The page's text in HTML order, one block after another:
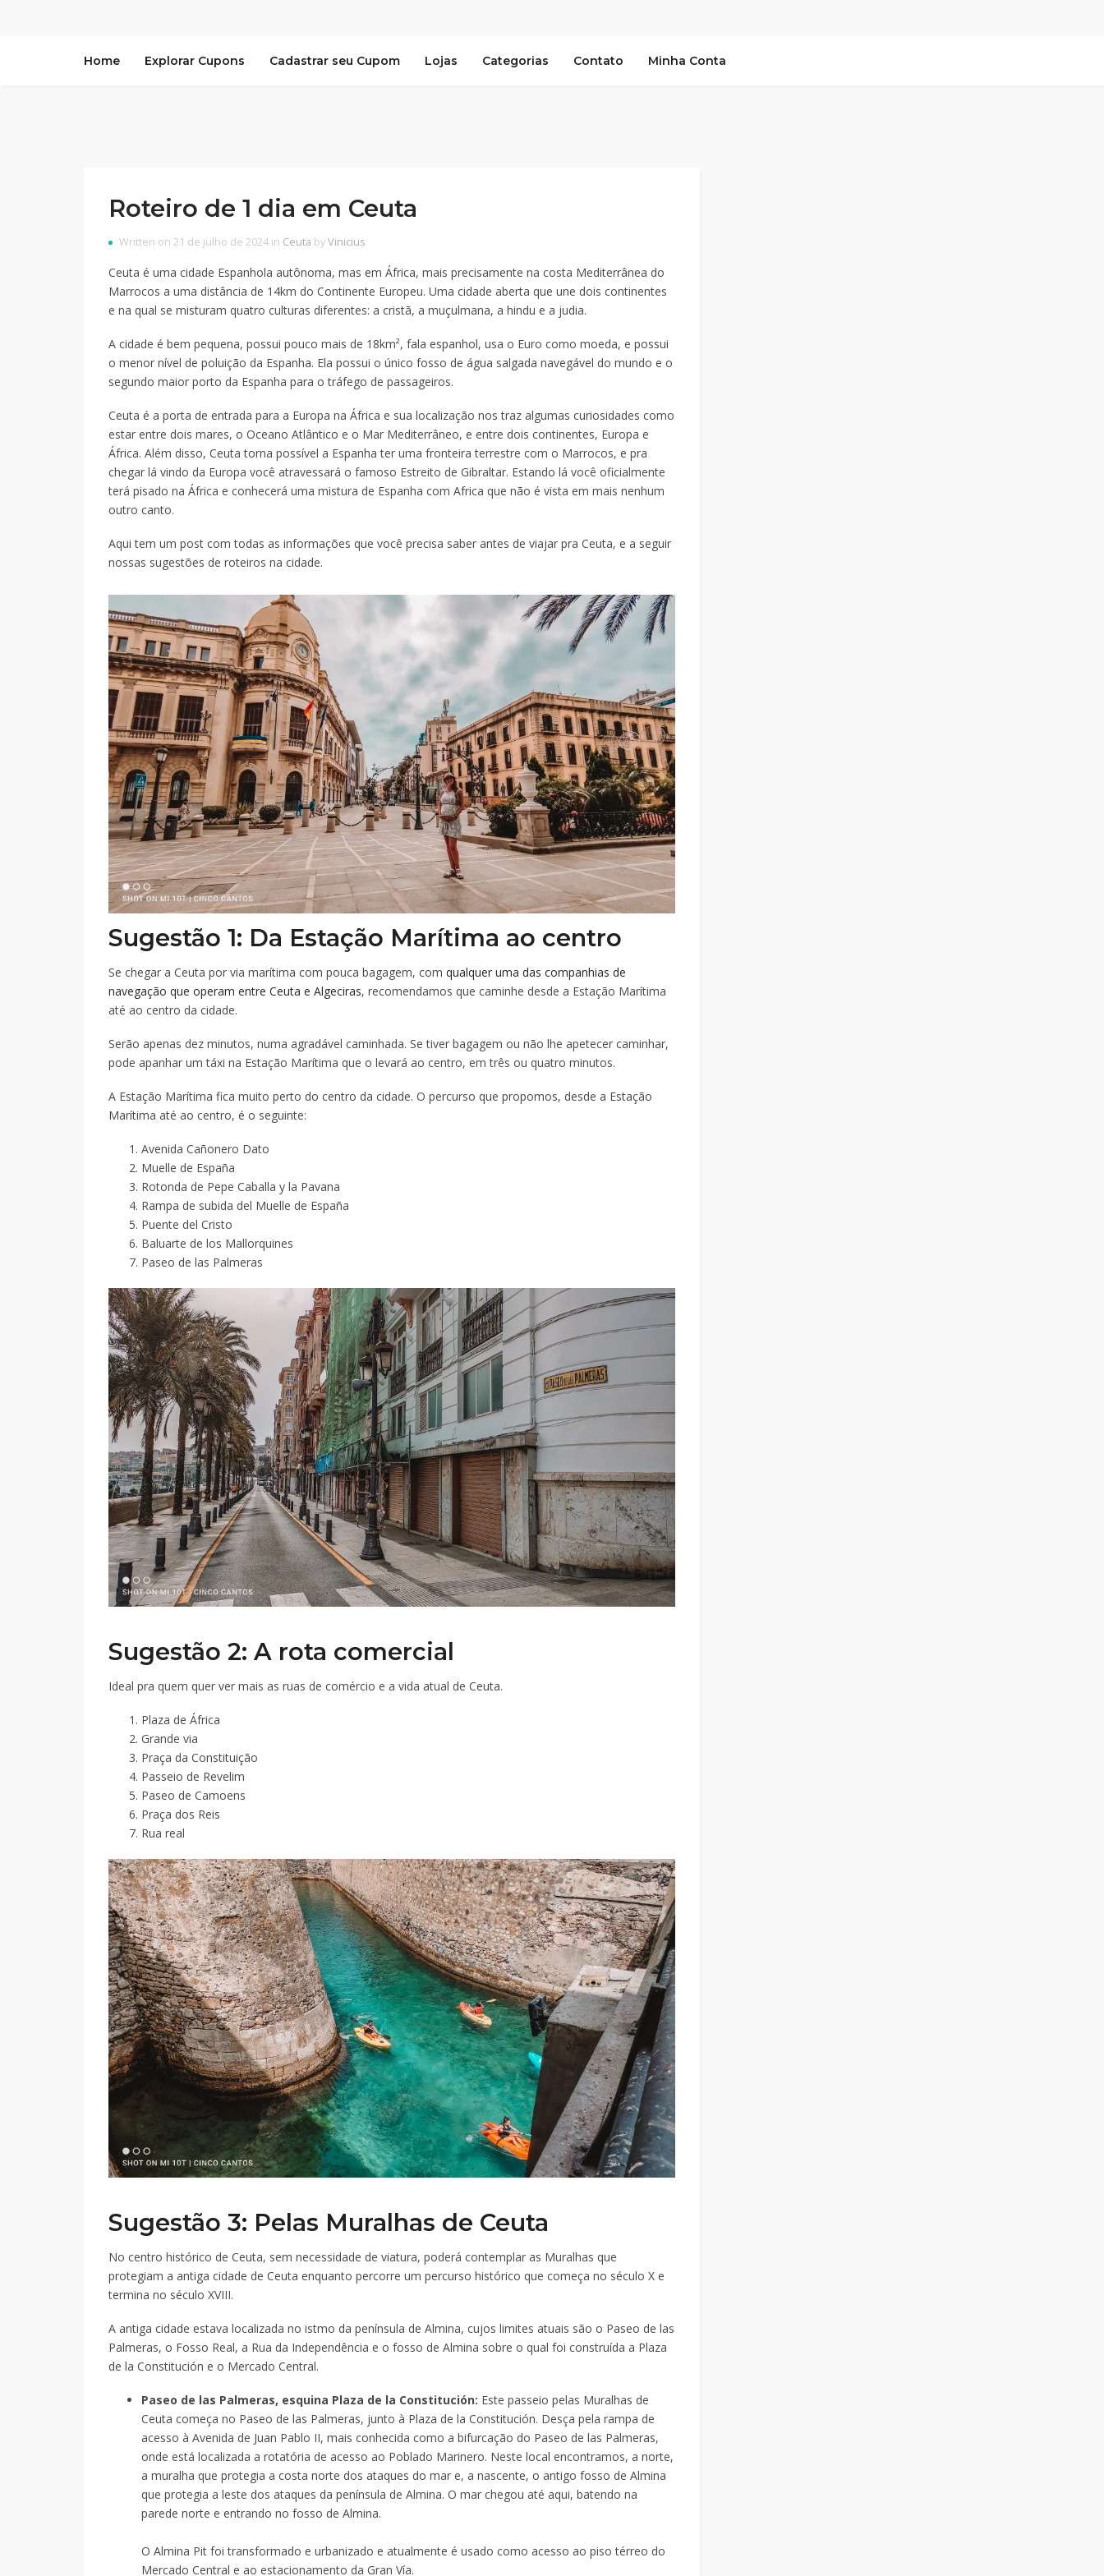
Home Explorar Cupons Cadastrar seu Cupom Lojas Categorias Contato Minha Conta
Roteiro de 1 dia em Ceuta
Written on 21 de julho de 2024 in Ceuta byVinicius
Ceuta é uma cidade Espanhola autônoma, mas em África, mais precisamente na costa Mediterrânea do
Marrocos a uma distância de 14km do Continente Europeu. Uma cidade aberta que une dois continentes
e na qual se misturam quatro culturas diferentes: a cristã, a muçulmana, a hindu e a judia.
A cidade é bem pequena, possui pouco mais de 18km², fala espanhol, usa o Euro como moeda, e possui
o menor nível de poluição da Espanha. Ela possui o único fosso de água salgada navegável do mundo e o
segundo maior porto da Espanha para o tráfego de passageiros.
Ceuta é a porta de entrada para a Europa na África e sua localização nos traz algumas curiosidades como
estar entre dois mares, o Oceano Atlântico e o Mar Mediterrâneo, e entre dois continentes, Europa e
África. Além disso, Ceuta torna possível a Espanha ter uma fronteira terrestre com o Marrocos, e pra
chegar lá vindo da Europa você atravessará o famoso Estreito de Gibraltar. Estando lá você oficialmente
terá pisado na África e conhecerá uma mistura de Espanha com Africa que não é vista em mais nenhum
outro canto.
Aqui tem um post com todas as informações que você precisa saber antes de viajar pra Ceuta, e a seguir
nossas sugestões de roteiros na cidade.
Sugestão 1: Da Estação Marítima ao centro
Se chegar a Ceuta por via marítima com pouca bagagem, com qualquer uma das companhias de
navegação que operam entre Ceuta e Algeciras, recomendamos que caminhe desde a Estação Marítima
até ao centro da cidade.
Serão apenas dez minutos, numa agradável caminhada. Se tiver bagagem ou não lhe apetecer caminhar,
pode apanhar um táxi na Estação Marítima que o levará ao centro, em três ou quatro minutos.
A Estação Marítima fica muito perto do centro da cidade. O percurso que propomos, desde a Estação
Marítima até ao centro, é o seguinte:
Avenida Cañonero Dato
Muelle de España
Rotonda de Pepe Caballa y la Pavana
Rampa de subida del Muelle de España
Puente del Cristo
Baluarte de los Mallorquines
Paseo de las Palmeras
Sugestão 2: A rota comercial
Ideal pra quem quer ver mais as ruas de comércio e a vida atual de Ceuta.
Plaza de África
Grande via
Praça da Constituição
Passeio de Revelim
Paseo de Camoens
Praça dos Reis
Rua real
Sugestão 3: Pelas Muralhas de Ceuta
No centro histórico de Ceuta, sem necessidade de viatura, poderá contemplar as Muralhas que
protegiam a antiga cidade de Ceuta enquanto percorre um percurso histórico que começa no século X e
termina no século XVIII.
A antiga cidade estava localizada no istmo da península de Almina, cujos limites atuais são o Paseo de las
Palmeras, o Fosso Real, a Rua da Independência e o fosso de Almina sobre o qual foi construída a Plaza
de la Constitución e o Mercado Central.
Paseo de las Palmeras, esquina Plaza de la Constitución: Este passeio pelas Muralhas de
Ceuta começa no Paseo de las Palmeras, junto à Plaza de la Constitución. Desça pela rampa de
acesso à Avenida de Juan Pablo II, mais conhecida como a bifurcação do Paseo de las Palmeras,
onde está localizada a rotatória de acesso ao Poblado Marinero. Neste local encontramos, a norte,
a muralha que protegia a costa norte dos ataques do mar e, a nascente, o antigo fosso de Almina
que protegia a leste dos ataques da península de Almina. O mar chegou até aqui, batendo na
parede norte e entrando no fosso de Almina.
O Almina Pit foi transformado e urbanizado e atualmente é usado como acesso ao piso térreo do
Mercado Central e ao estacionamento da Gran Vía.